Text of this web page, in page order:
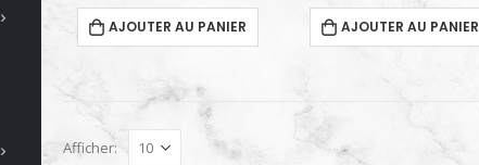
AJOUTER AU PANIER AJOUTER AU PANIER
Afficher: